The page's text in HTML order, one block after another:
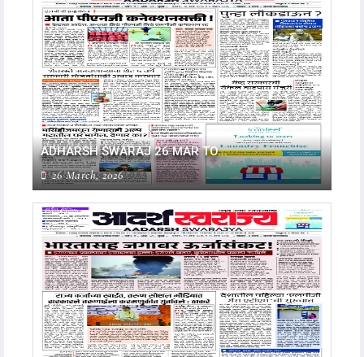
ADHARSH SWARAJ 26 MAR TO...
26 March, 2026